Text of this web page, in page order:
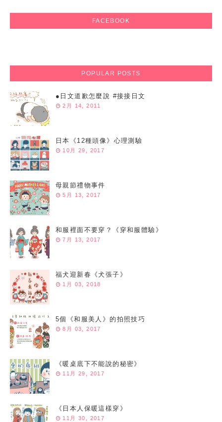
FACEBOOK
POPULAR POSTS
●日文道歉怎麼說 #接接日文
2月 14, 2011
日本《12種頭像》心理測驗
10月 29, 2017
母親節禮物事件
5月 13, 2017
和服裡面不要穿？《穿和服體驗》
7月 13, 2017
福犬迎新春《犬張子》
1月 03, 2018
5個《和服美人》的拍照技巧
8月 03, 2017
《暖桌底下不能說的秘密》
11月 29, 2017
《日本人保暖這樣穿》
11月 30, 2017